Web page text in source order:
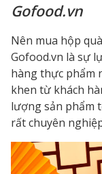
Gofood.vn
Nên mua hộp
Gofood.vn là sự
hàng thực phẩm
khen từ khách
lượng sản phẩm
rất chuyên